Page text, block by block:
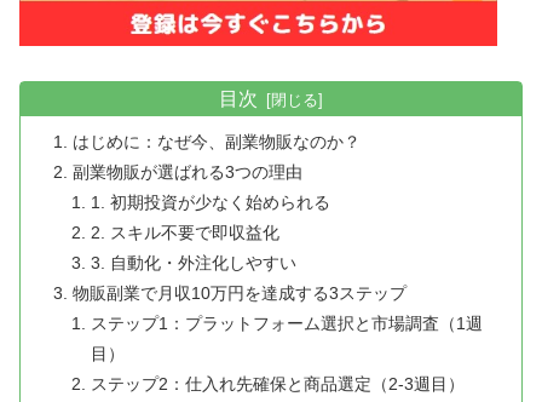
目次
はじめに：なぜ今、副業物販なのか？
副業物販が選ばれる3つの理由
1. 初期投資が少なく始められる
2. スキル不要で即収益化
3. 自動化・外注化しやすい
物販副業で月収10万円を達成する3ステップ
ステップ1：プラットフォーム選択と市場調査（1週
目）
ステップ2：仕入れ先確保と商品選定（2-3週目）